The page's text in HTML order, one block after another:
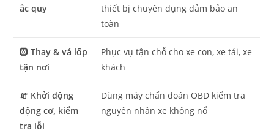
ắc quy
thiết bị chuyên dụng đảm bảo an
toàn
🛞Thay & vá lốp
tận nơi
Phục vụ tận chỗ cho xe con, xe tải, xe
khách
🧯 Khởi động
động cơ, kiểm
tra lỗi
Dùng máy chẩn đoán OBD kiểm tra
nguyên nhân xe không nổ